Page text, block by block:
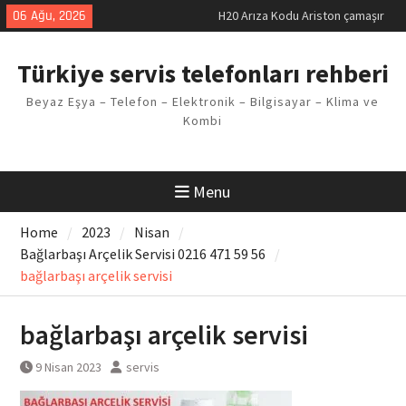
Skip
to
06 Ağu, 2026
H20 Arıza Kodu Ariston çamaşır
makinesi Sorunu
Arçelik buzdolabı F5 Hatası
Vaillant çamaşır makinesi E03
Arıza Kodu
Türkiye servis telefonları rehberi
Beyaz Eşya – Telefon – Elektronik – Bilgisayar – Klima ve
Kombi
Menu
Home 2023
Nisan
Bağlarbaşı Arçelik Servisi 0216 471 59 56
bağlarbaşı arçelik servisi
bağlarbaşı arçelik servisi
9 Nisan 2023 servis